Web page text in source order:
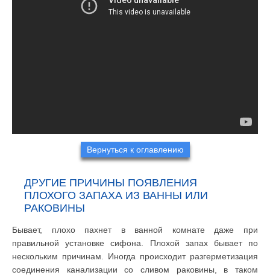
Вернуться к оглавлению
ДРУГИЕ ПРИЧИНЫ ПОЯВЛЕНИЯ
ПЛОХОГО ЗАПАХА ИЗ ВАННЫ ИЛИ
РАКОВИНЫ
Бывает, плохо пахнет в ванной комнате даже при
правильной установке сифона. Плохой запах бывает по
нескольким причинам. Иногда происходит разгерметизация
соединения канализации со сливом раковины, в таком